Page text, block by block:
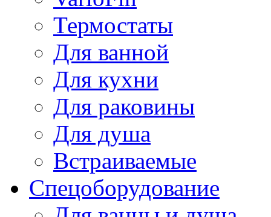
Термостаты
Для ванной
Для кухни
Для раковины
Для душа
Встраиваемые
Спецоборудование